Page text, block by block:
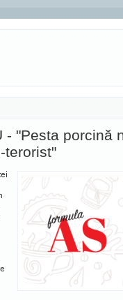
- "Pesta porcină
terorist"